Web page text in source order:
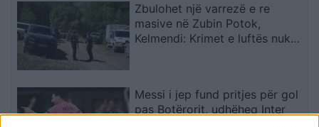
Zbulohet një varrezë e re
masive në Zubin Potok,
Kelmendi: Krimet e luftës nuk
Messi i jep fund pritjes për gol
pas Botërorit, udhëheq Inter